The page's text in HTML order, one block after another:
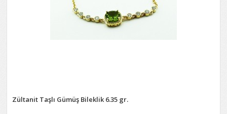
Zültanit Taşlı Gümüş Bileklik 6.35 gr.